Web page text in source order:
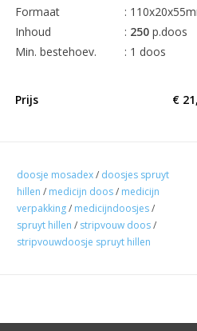
Formaat
:
Inhoud
: 250p.doos
Min. bestehoev.
: 1 doos
Prijs €
Elders prijs €44,50 (besparing 52-%)
- FSC gecertificeerd basismateriaal
- 100% recyclebaar
-Standaard uit voorraad leverbaar
doosje mosadex/ doosjes spruyt
hillen / medicijn doos/ medicijn
verpakking/ medicijndoosjes/
spruyt hillen / stripvouw doos/
stripvouwdoosje spruyt hillen